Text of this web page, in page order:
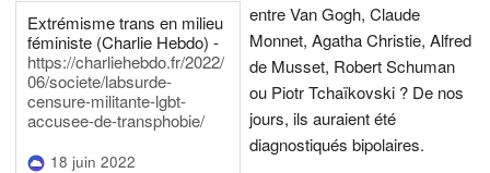
Extrémisme trans en milieu
féministe (Charlie Hebdo) -
https://charliehebdo.fr/2022/
06/societe/labsurde-
censure-militante-lgbt-
accusee-de-transphobie/
18 juin 2022
entre Van Gogh, Claude
Monnet, Agatha Christie, Alfred
de Musset, Robert Schuman
ou Piotr Tchaïkovski ? De nos
jours, ils auraient été
diagnostiqués bipolaires.